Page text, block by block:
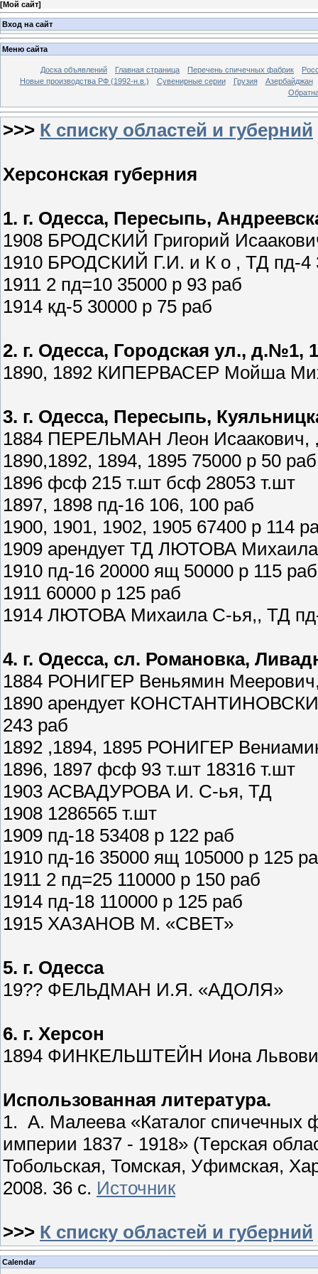
[Мой сайт]
Вход на сайт
Меню сайта
Доска объявлений Главная страница Перечень спичечных фабрик
Новые производства РФ (1992-н.в.)
Сувенирные серии Грузия
Азербайджан
>>> К списку областей и губерний
Херсонская губерния
1. г. Одесса, Пересыпь,
1908 БРОДСКИЙ Григорий
1910 БРОДСКИЙ Г.И. и К о , ТД пд-4
1911 2 пд=10 35000 р 93 раб
1914 кд-5 30000 р 75 раб
2. г. Одесса, Городская ул., д.№1,
1890, 1892 КИПЕРВАСЕР Мойша
3. г. Одесса, Пересыпь,
1884 ПЕРЕЛЬМАН Леон Исаакович, ,
1890,1892, 1894, 1895 75000 р 50 раб
1896 фсф 215 т.шт бсф 28053 т.шт
1897, 1898 пд-16 106, 100 раб
1900, 1901, 1902, 1905 67400 р 114
1909 арендует ТД ЛЮТОВА
1910 пд-16 20000 ящ 50000 р 115 раб
1911 60000 р 125 раб
1914 ЛЮТОВА Михаила С-ья,, ТД
4. г. Одесса, сл. Романовка,
1884 РОНИГЕР Веньямин Меерович,
1890 арендует
243 раб
1892 ,1894, 1895 РОНИГЕР
1896, 1897 фсф 93 т.шт 18316 т.шт
1903 АСВАДУРОВА И. С-ья, ТД
1908 1286565 т.шт
1909 пд-18 53408 р 122 раб
1910 пд-16 35000 ящ 105000 р 125
1911 2 пд=25 110000 р 150 раб
1914 пд-18 110000 р 125 раб
1915 ХАЗАНОВ М. «СВЕТ»
5. г. Одесса
19?? ФЕЛЬДМАН И.Я. «АДОЛЯ»
6. г. Херсон
1894 ФИНКЕЛЬШТЕЙН Иона
Использованная литература.
1. А. Малеева «Каталог спичечных
империи 1837 - 1918» (Терская
Тобольская, Томская, Уфимская,
2008. 36 с. Источник
>>> К списку областей и губерний
Calendar